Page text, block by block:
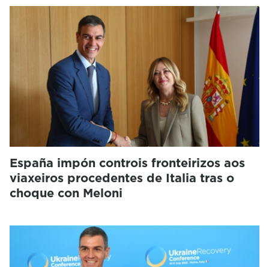
España impón controis fronteirizos aos
viaxeiros procedentes de Italia tras o
choque con Meloni